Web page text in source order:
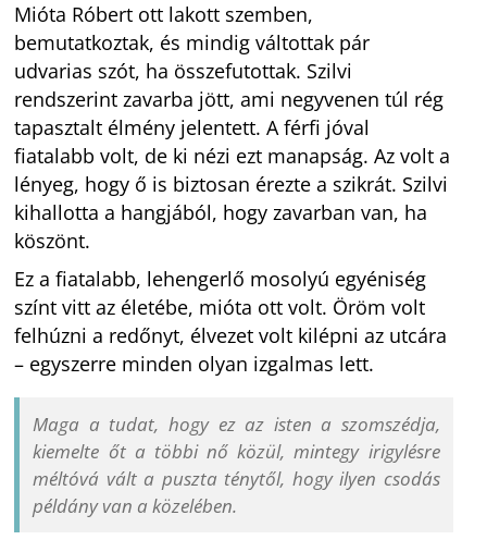
Mióta Róbert ott lakott szemben,
bemutatkoztak, és mindig váltottak pár
udvarias szót, ha összefutottak. Szilvi
rendszerint zavarba jött, ami negyvenen túl rég
tapasztalt élmény jelentett. A férfi jóval
fiatalabb volt, de ki nézi ezt manapság. Az volt a
lényeg, hogy ő is biztosan érezte a szikrát. Szilvi
kihallotta a hangjából, hogy zavarban van, ha
köszönt.
Ez a fiatalabb, lehengerlő mosolyú egyéniség
színt vitt az életébe, mióta ott volt. Öröm volt
felhúzni a redőnyt, élvezet volt kilépni az utcára
– egyszerre minden olyan izgalmas lett.
Maga a tudat, hogy ez az isten a szomszédja,
kiemelte őt a többi nő közül, mintegy irigylésre
méltóvá vált a puszta ténytől, hogy ilyen csodás
példány van a közelében.